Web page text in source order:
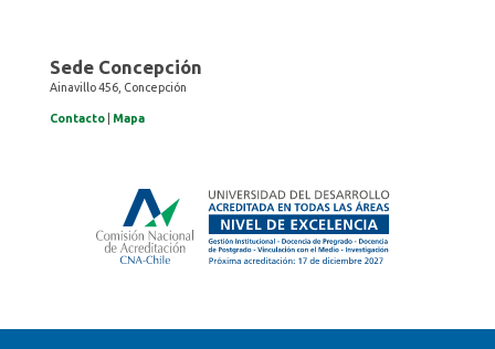
Sede Concepción
Ainavillo 456, Concepción
Contacto Mapa